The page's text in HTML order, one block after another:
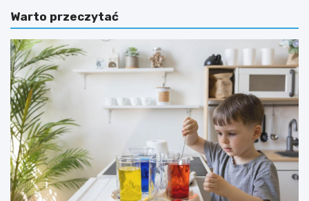
c
a
m
o
t
y
w
a
c
y
j
n
a
d
e
g
o
t
a
k
w
a
ż
n
e
j
e
s
Warto przeczytać